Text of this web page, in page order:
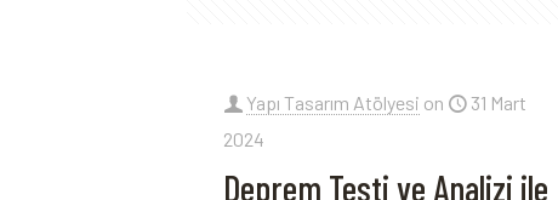
Yapı Tasarım Atölyesi on
31 Mart
2024
Deprem Testi ve Analizi ile